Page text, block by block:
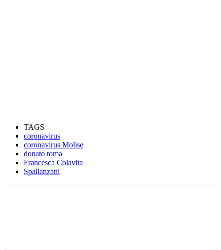
TAGS
coronavirus
coronavirus Molise
donato toma
Francesca Colavita
Spallanzani